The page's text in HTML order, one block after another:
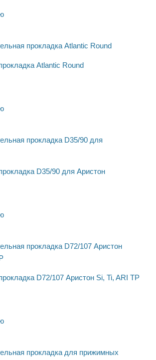
Atlantic Round
D35/90 для Аристон
D72/107 Аристон Si, Ti, ARI TP